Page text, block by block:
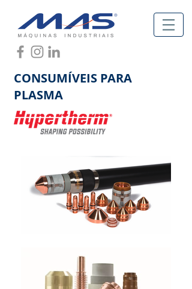
CONSUMÍVEIS PARA
PLASMA